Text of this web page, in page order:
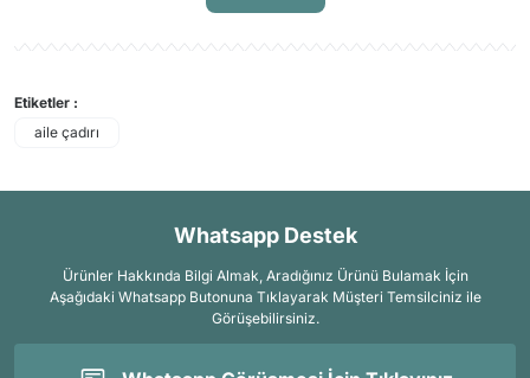
Etiketler :
aile çadırı
Whatsapp Destek
Ürünler Hakkında Bilgi Almak, Aradığınız Ürünü Bulamak İçin
Aşağıdaki Whatsapp Butonuna Tıklayarak Müşteri Temsilciniz ile
Görüşebilirsiniz.